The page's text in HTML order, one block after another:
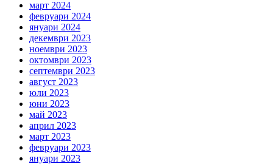
март 2024
февруари 2024
януари 2024
декември 2023
ноември 2023
октомври 2023
септември 2023
август 2023
юли 2023
юни 2023
май 2023
април 2023
март 2023
февруари 2023
януари 2023